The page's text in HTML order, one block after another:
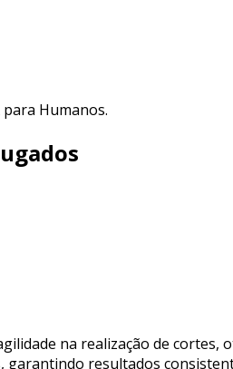
Humanos.
na realização de cortes,
resultados